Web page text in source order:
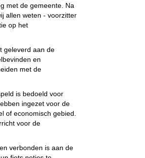
met de gemeente. Na
allen weten - voorzitter
op het
geleverd aan de
en
met de
is bedoeld voor
ingezet voor de
of economisch gebied.
voor de
verbonden is aan de